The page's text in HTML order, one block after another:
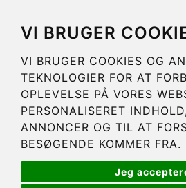
VI BRUGER
VI BRUGER COOKIES OG
TEKNOLOGIER FOR AT
OPLEVELSE PÅ VORES
PERSONALISERET
ANNONCER OG TIL AT
BESØGENDE KOMMER FRA.
Jeg